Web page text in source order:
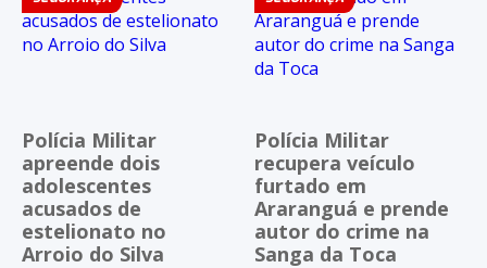
Polícia Militar
apreende dois
adolescentes
acusados de
estelionato no
Arroio do Silva
Polícia Militar
recupera veículo
furtado em
Araranguá e prende
autor do crime na
Sanga da Toca